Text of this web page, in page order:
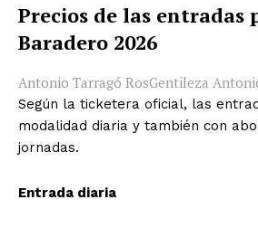
Precios de las entradas
Baradero 2026
Antonio Tarragó RosGentileza
Según la ticketera oficial, las
modalidad diaria y también con
jornadas.
Entrada diaria